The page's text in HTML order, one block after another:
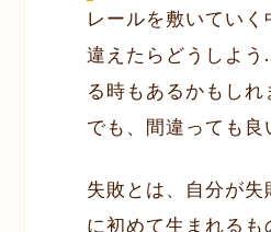
レールを敷いていく
違えたらどうしよ
る時もあるかもしれ
でも、間違っても良
失敗とは、自分が
に初めて生まれるも